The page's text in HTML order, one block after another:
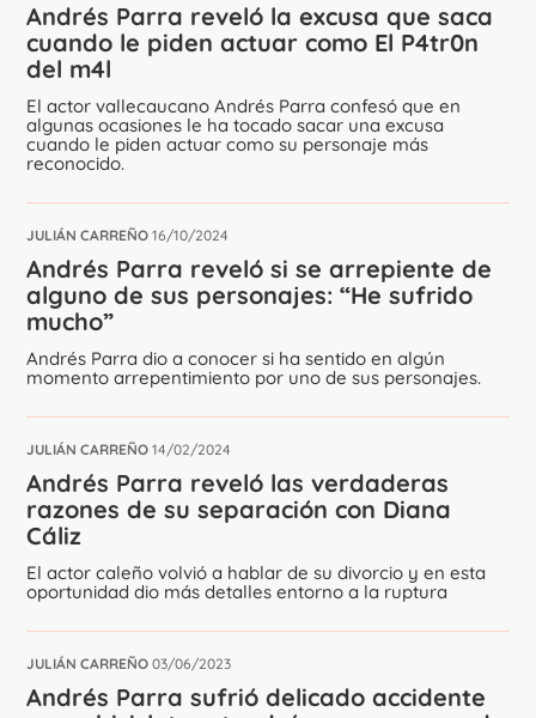
Andrés Parra reveló la excusa que saca
cuando le piden actuar como El P4tr0n
del m4l
El actor vallecaucano Andrés Parra confesó que en
algunas ocasiones le ha tocado sacar una excusa
cuando le piden actuar como su personaje más
reconocido.
JULIÁN CARREÑO 16/10/2024
Andrés Parra reveló si se arrepiente de
alguno de sus personajes: “He sufrido
mucho”
Andrés Parra dio a conocer si ha sentido en algún
momento arrepentimiento por uno de sus personajes.
JULIÁN CARREÑO 14/02/2024
Andrés Parra reveló las verdaderas
razones de su separación con Diana
Cáliz
El actor caleño volvió a hablar de su divorcio y en esta
oportunidad dio más detalles entorno a la ruptura
JULIÁN CARREÑO 03/06/2023
Andrés Parra sufrió delicado accidente